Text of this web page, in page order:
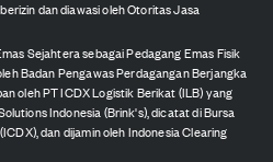
dan diawasi oleh Otoritas Jasa
Sejahtera sebagai Pedagang Emas Fisik
Badan Pengawas Perdagangan Berjangka
oleh PT ICDX Logistik Berikat (ILB) yang
Indonesia (Brink's), dicatat di Bursa
dan dijamin oleh Indonesia Clearing